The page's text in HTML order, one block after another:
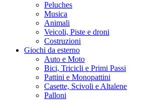
Peluches
Musica
Animali
Veicoli, Piste e droni
Costruzioni
Giochi da esterno
Auto e Moto
Bici, Tricicli e Primi Passi
Pattini e Monopattini
Casette, Scivoli e Altalene
Palloni